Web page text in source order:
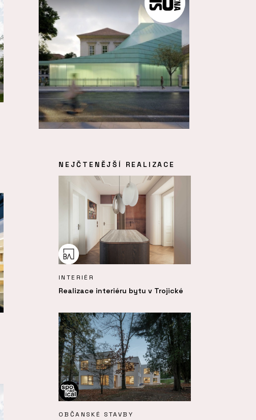
NEJČTENĚJŠÍ REALIZACE
INTERIÉR
Realizace interiéru bytu v Trojické
OBČANSKÉ STAVBY